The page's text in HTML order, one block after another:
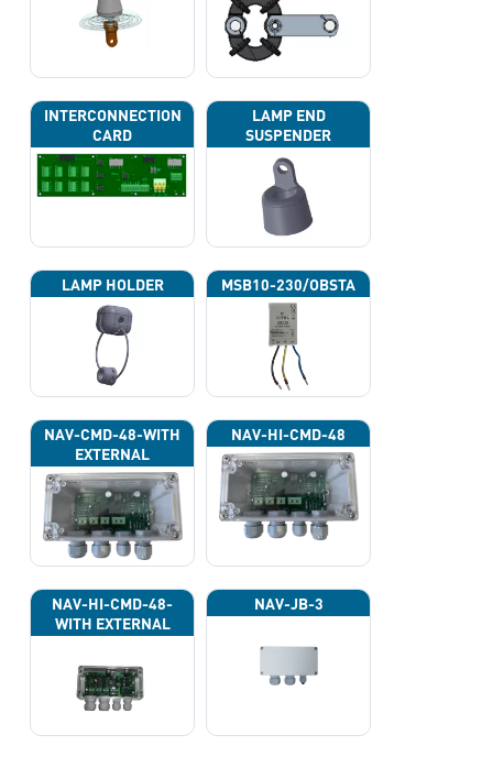
INTERCONNECTION
CARD
LAMP END
SUSPENDER
LAMP HOLDER MSB10-230/OBSTA
NAV-CMD-48-WITH
EXTERNAL
PHOTOCELL 13133
NAV-HI-CMD-48
NAV-HI-CMD-48-
WITH EXTERNAL
PHOTOCELL 13133
NAV-JB-3